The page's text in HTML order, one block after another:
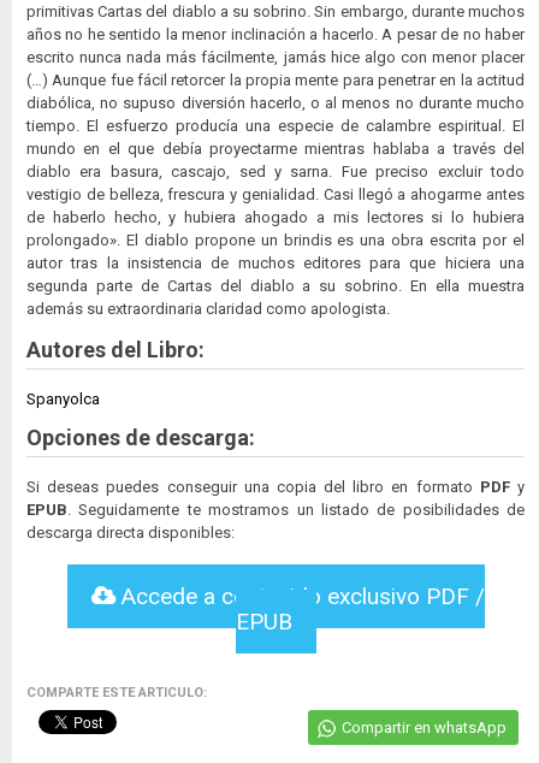
primitivas Cartas del diablo a su sobrino. Sin embargo, durante muchos
años no he sentido la menor inclinación a hacerlo. A pesar de no haber
escrito nunca nada más fácilmente, jamás hice algo con menor placer
(…) Aunque fue fácil retorcer la propia mente para penetrar en la actitud
diabólica, no supuso diversión hacerlo, o al menos no durante mucho
tiempo. El esfuerzo producía una especie de calambre espiritual. El
mundo en el que debía proyectarme mientras hablaba a través del
diablo era basura, cascajo, sed y sarna. Fue preciso excluir todo
vestigio de belleza, frescura y genialidad. Casi llegó a ahogarme antes
de haberlo hecho, y hubiera ahogado a mis lectores si lo hubiera
prolongado». El diablo propone un brindis es una obra escrita por el
autor tras la insistencia de muchos editores para que hiciera una
segunda parte de Cartas del diablo a su sobrino. En ella muestra
además su extraordinaria claridad como apologista.
Autores del Libro:
Spanyolca
Opciones de descarga:
Si deseas puedes conseguir una copia del libro en formato PDFy
EPUB . Seguidamente te mostramos un listado de posibilidades de
descarga directa disponibles:
Accede a contenido exclusivo PDF /
EPUB
COMPARTE ESTE ARTICULO:
Compartir en whatsApp